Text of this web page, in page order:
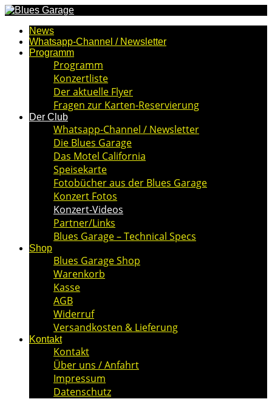
News
Whatsapp-Channel / Newsletter
Programm
Programm
Konzertliste
Der aktuelle Flyer
Fragen zur Karten-Reservierung
Der Club
Whatsapp-Channel / Newsletter
Die Blues Garage
Das Motel California
Speisekarte
Fotobücher aus der Blues Garage
Konzert Fotos
Konzert-Videos
Partner/Links
Blues Garage – Technical Specs
Shop
Blues Garage Shop
Warenkorb
Kasse
AGB
Widerruf
Versandkosten & Lieferung
Kontakt
Kontakt
Über uns / Anfahrt
Impressum
Datenschutz